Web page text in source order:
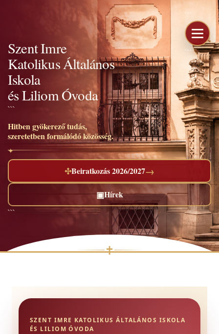
```
```
Szent Imre
Katolikus Általános
Iskola
és Liliom Óvoda
```
Hitben gyökerező tudás,
szeretetben formálódó közösség.
✣Beiratkozás 2026/2027→
▣Hírek
```
✝
SZENT IMRE KATOLIKUS ÁLTALÁNOS ISKOLA
ÉS LILIOM ÓVODA